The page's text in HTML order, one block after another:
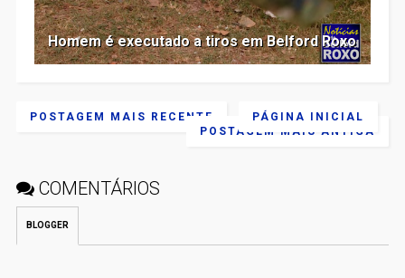
Homem é executado a tiros em Belford Roxo
POSTAGEM MAIS RECENTE
POSTAGEM MAIS ANTIGA
PÁGINA INICIAL
COMENTÁRIOS
BLOGGER